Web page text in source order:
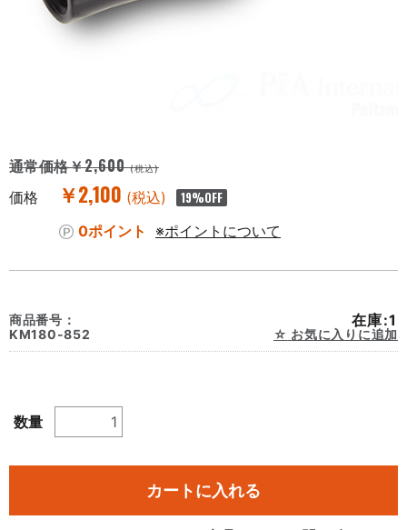
通常価格￥2,600 (税込)
価格 ￥2,100 (税込) 19%OFF
0ポイント
※ポイントについて
商品番号：
KM180-852
在庫:1
お気に入りに追加
数量
カートに入れる